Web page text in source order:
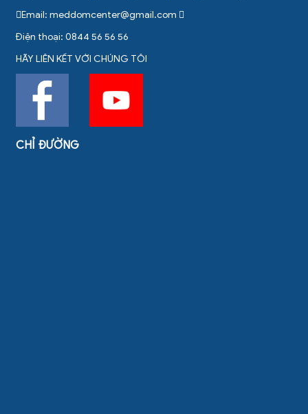
Email: meddomcenter@gmail.com
Điện thoại: 0844 56 56 56
HÃY LIÊN KẾT VỚI CHÚNG TÔI
CHỈ ĐƯỜNG